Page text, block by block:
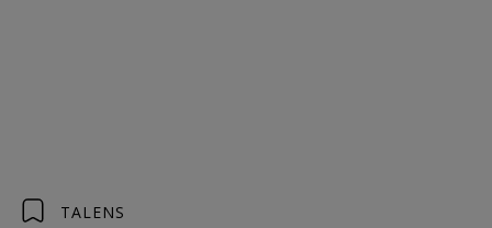
TALENS